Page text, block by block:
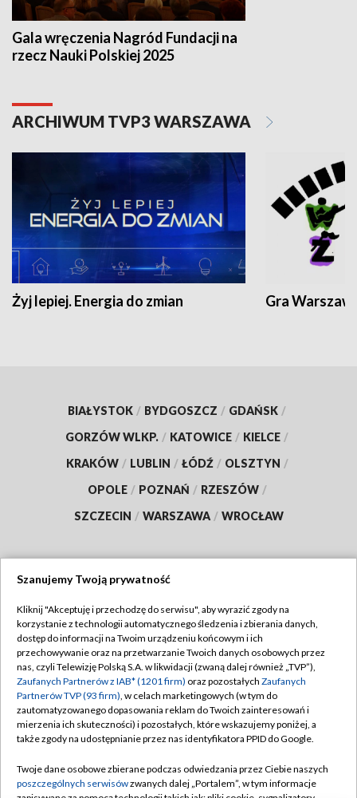
Gala wręczenia Nagród Fundacji na
rzecz Nauki Polskiej 2025
ARCHIWUM TVP3 WARSZAWA
Żyj lepiej. Energia do zmian Gra
BIAŁYSTOK / BYDGOSZCZ / GDAŃSK /
GORZÓW WLKP. / KATOWICE / KIELCE /
KRAKÓW / LUBLIN / ŁÓDŹ / OLSZTYN /
OPOLE / POZNAŃ / RZESZÓW /
SZCZECIN / WARSZAWA / WROCŁAW
TVP
Abonament TVP
Emisja w TVP
Centrum informacji TVP
Naziemna Telewizja Cyfrowa
Rada Programowa
Regulamin TVP
Polityka prywatności
Moje zgody
Pomoc
Kontakt
Szanujemy Twoją prywatność
Kliknij "Akceptuję i przechodzę do serwisu", aby wyrazić zgody na
korzystanie z technologii automatycznego śledzenia i zbierania danych,
dostęp do informacji na Twoim urządzeniu końcowym i ich
przechowywanie oraz na przetwarzanie Twoich danych osobowych przez
nas, czyli Telewizję Polską S.A. w likwidacji (zwaną dalej również „TVP”),
Zaufanych Partnerów z IAB* (1201 firm) oraz pozostałych Zaufanych
Partnerów TVP (93 firm), w celach marketingowych (w tym do
zautomatyzowanego dopasowania reklam do Twoich zainteresowań i
mierzenia ich skuteczności) i pozostałych, które wskazujemy poniżej, a
także zgody na udostępnianie przez nas identyfikatora PPID do Google.
Twoje dane osobowe zbierane podczas odwiedzania przez Ciebie naszych
poszczególnych serwisówzwanych dalej „Portalem”, w tym informacje